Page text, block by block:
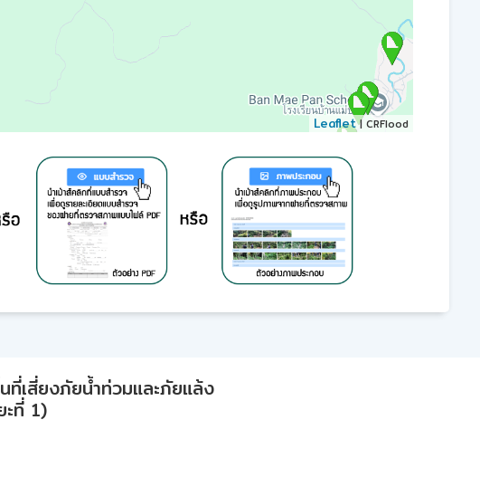
Leaflet| CRFlood
ที่เสี่ยงภัยน้ำท่วมและภัยแล้ง
ที่ 1)